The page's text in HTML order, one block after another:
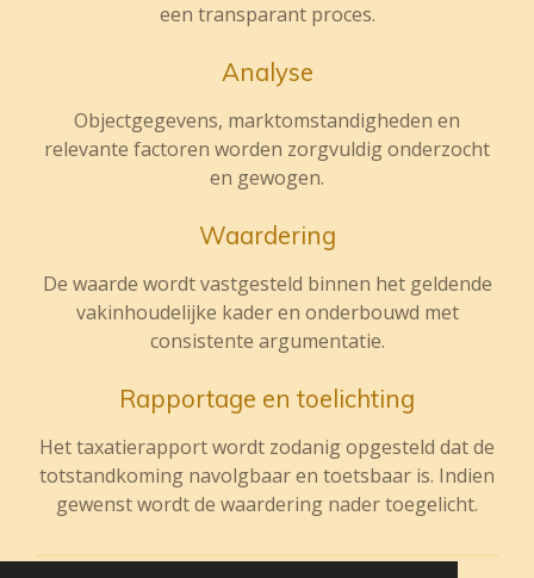
een transparant proces.
Analyse
Objectgegevens, marktomstandigheden en
relevante factoren worden zorgvuldig onderzocht
en gewogen.
Waardering
De waarde wordt vastgesteld binnen het geldende
vakinhoudelijke kader en onderbouwd met
consistente argumentatie.
Rapportage en toelichting
Het taxatierapport wordt zodanig opgesteld dat de
totstandkoming navolgbaar en toetsbaar is. Indien
gewenst wordt de waardering nader toegelicht.